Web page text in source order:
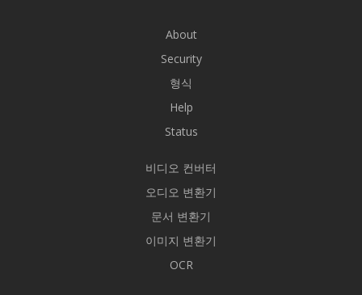
About
Security
형식
Help
Status
비디오 컨버터
오디오 변환기
문서 변환기
이미지 변환기
OCR